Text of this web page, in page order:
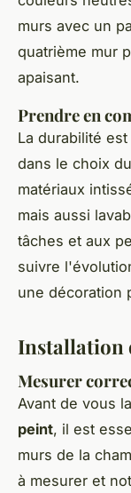
murs avec un
quatrième mur
apaisant.
Prendre en
La durabilité
dans le choix du
matériaux
mais aussi
tâches et aux
suivre
une décoration
Installation
Mesurer
Avant de vous
peint, il est
murs de la
à mesurer et